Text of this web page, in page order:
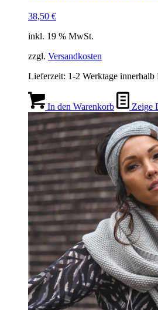
38,50 €
inkl. 19 % MwSt.
zzgl. Versandkosten
Lieferzeit: 1-2 Werktage innerhalb
In den Warenkorb Zeige